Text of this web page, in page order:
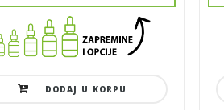
DODAJ U KORPU